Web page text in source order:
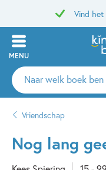
Vind
MENU
Zoeken
naar
auteurs
uitgevers
Vriendschap
Nog lang